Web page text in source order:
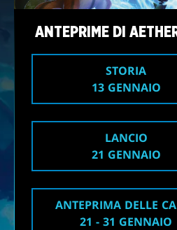
ANTEPRIME DI
STORIA
13 GENNAIO
LANCIO
21 GENNAIO
ANTEPRIMA DELLE
21 - 31 GENNAIO